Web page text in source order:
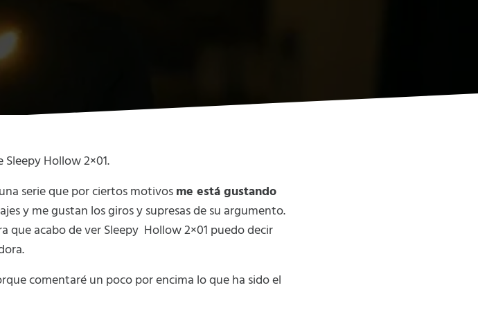
Hollow 2×01.
serie que por ciertos motivosme está gustando
y me gustan los giros y supresas de su argumento.
que acabo de ver Sleepy Hollow 2×01 puedo decir
comentaré un poco por encima lo que ha sido el